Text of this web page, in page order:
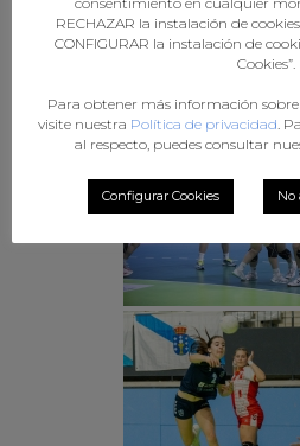
RECHAZAR la instalación de
CONFIGURAR la instalación de
Cookies”.
Para obtener más información
visite nuestra Política de privacidad .
al respecto, puedes consultar
Configurar Cookies No